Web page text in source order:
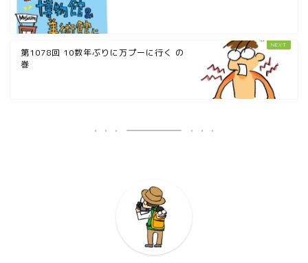
第1078回 10数年ぶりに万プーに行く の
巻